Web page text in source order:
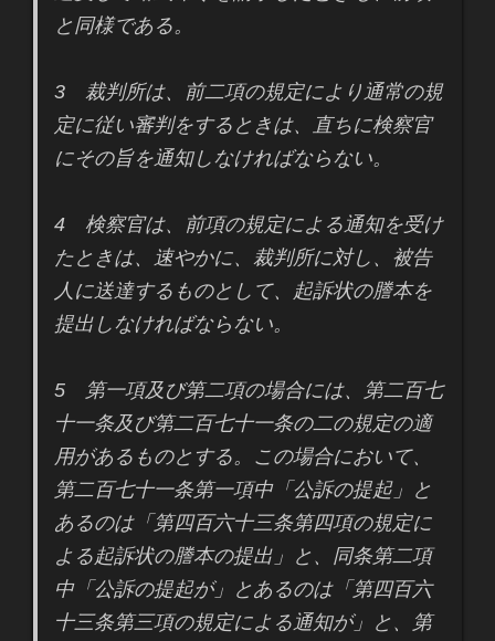
と同様である。
3 裁判所は、前二項の規定により通常の規
定に従い審判をするときは、直ちに検察官
にその旨を通知しなければならない。
4 検察官は、前項の規定による通知を受け
たときは、速やかに、裁判所に対し、被告
人に送達するものとして、起訴状の謄本を
提出しなければならない。
5 第一項及び第二項の場合には、第二百七
十一条及び第二百七十一条の二の規定の適
用があるものとする。この場合において、
第二百七十一条第一項中「公訴の提起」と
あるのは「第四百六十三条第四項の規定に
よる起訴状の謄本の提出」と、同条第二項
中「公訴の提起が」とあるのは「第四百六
十三条第三項の規定による通知が」と、第